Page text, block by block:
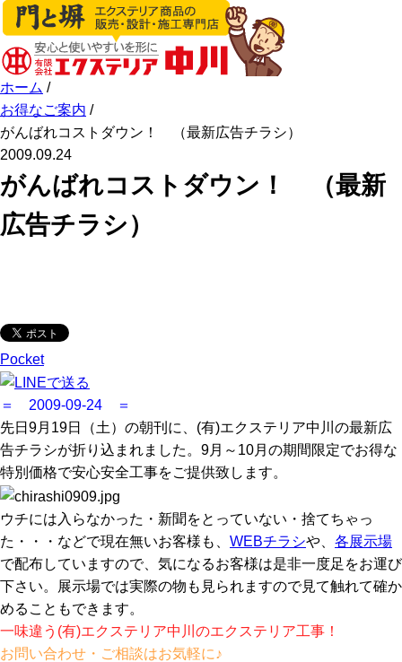
ホーム /
お得なご案内 /
がんばれコストダウン！ （最新広告チラシ）
2009.09.24
がんばれコストダウン！ （最新
広告チラシ）
Pocket
＝ 2009-09-24 ＝
先日9月19日（土）の朝刊に、(有)エクステリア中川の最新広
告チラシが折り込まれました。9月～10月の期間限定でお得な
特別価格で安心安全工事をご提供致します。
ウチには入らなかった・新聞をとっていない・捨てちゃっ
た・・・などで現在無いお客様も、 WEBチラシや、 各展示場
で配布していますので、気になるお客様は是非一度足をお運び
下さい。展示場では実際の物も見られますので見て触れて確か
めることもできます。
一味違う(有)エクステリア中川のエクステリア工事！
お問い合わせ・ご相談はお気軽に♪